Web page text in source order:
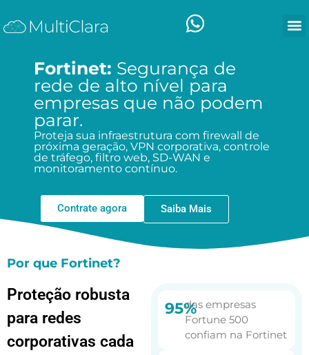
Fortinet: Segurança de
rede de alto nível para
empresas que não podem
parar.
Proteja sua infraestrutura com firewall de
próxima geração, VPN corporativa, controle
de tráfego, filtro web, SD-WAN e
monitoramento contínuo.
Contrate agora Saiba Mais
Por que Fortinet?
Proteção robusta
para redes
corporativas cada
95%das empresas
Fortune 500
confiam na Fortinet